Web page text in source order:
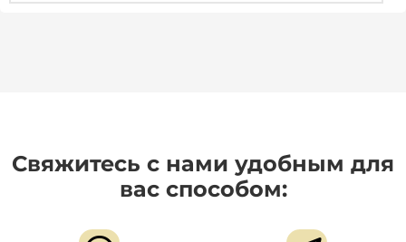
Свяжитесь с нами удобным для
вас способом: